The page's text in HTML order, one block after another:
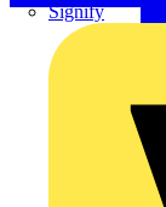
Signify